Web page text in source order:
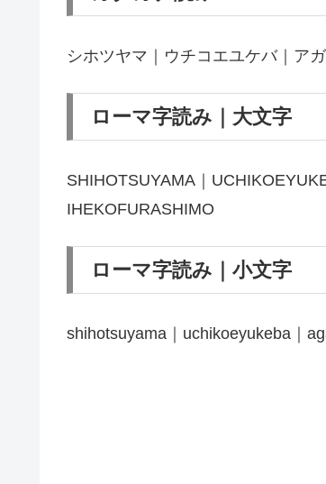
シホツヤマ｜ウチコエユケバ｜ア
ローマ字読み｜大文字
SHIHOTSUYAMA｜
IHEKOFURASHIMO
ローマ字読み｜小文字
shihotsuyama｜uchikoeyukeba｜